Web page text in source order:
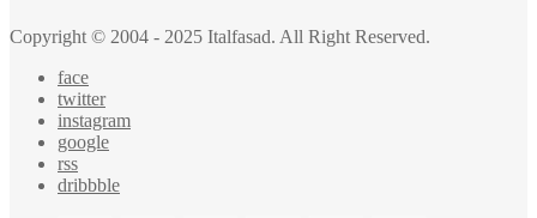
Copyright © 2004 - 2025 Italfasad. All Right Reserved.
face
twitter
instagram
google
rss
dribbble